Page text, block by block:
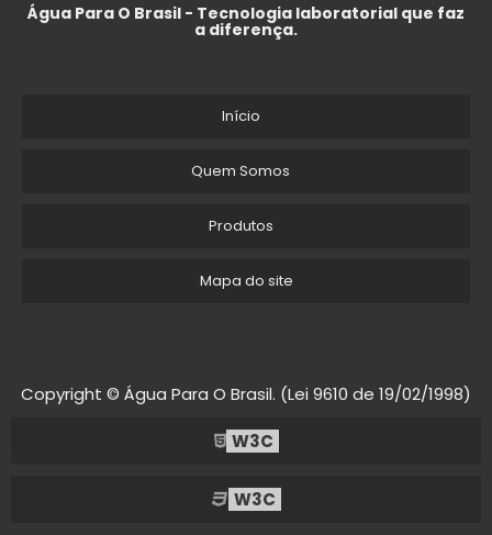
Água Para O Brasil - Tecnologia laboratorial que faz
a diferença.
Início
Quem Somos
Produtos
Mapa do site
Copyright © Água Para O Brasil. (Lei 9610 de 19/02/1998)
W3C
W3C